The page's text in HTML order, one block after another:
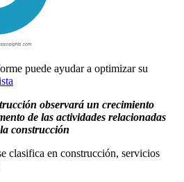
puede ayudar a optimizar su
observará un crecimiento
de las actividades relacionadas
construcción
clasifica en construcción, servicios